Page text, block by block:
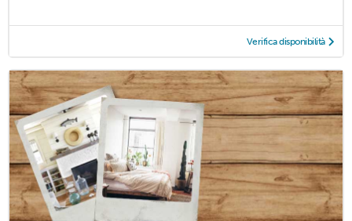
Verifica disponibilità